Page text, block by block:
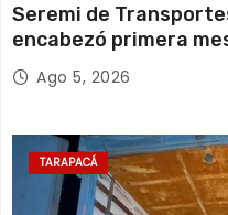
Seremi de
encabezó primera
retiro de cables en
Ago 5, 2026
TARAPACÁ